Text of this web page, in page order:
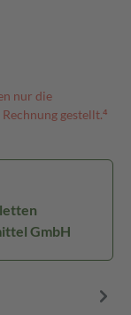
nur die
gestellt.⁴
GmbH